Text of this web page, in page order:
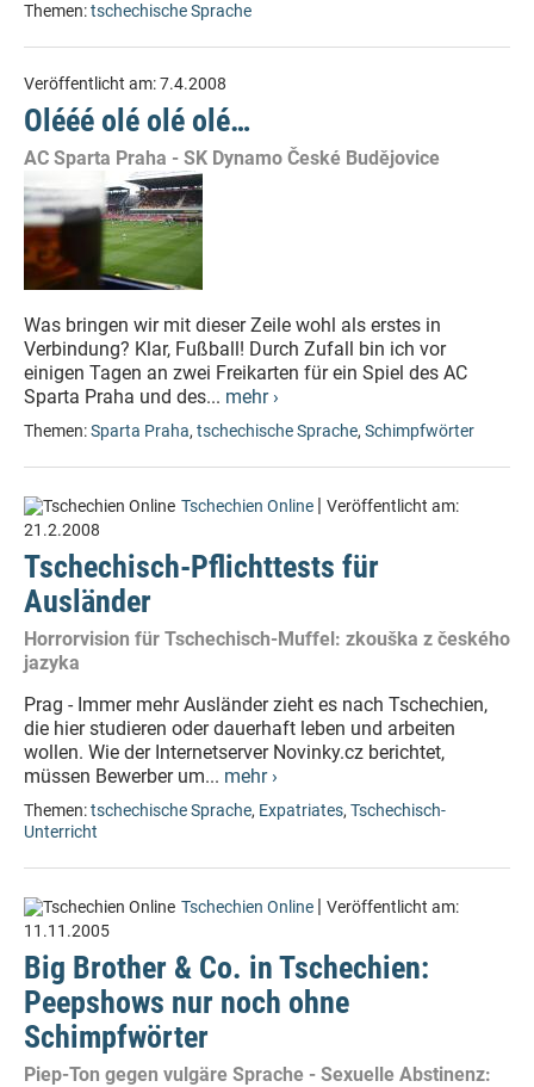
Themen:tschechische Sprache
Veröffentlicht am:7.4.2008
Olééé olé olé olé…
AC Sparta Praha - SK Dynamo České Budějovice
Was bringen wir mit dieser Zeile wohl als erstes in
Verbindung? Klar, Fußball! Durch Zufall bin ich vor
einigen Tagen an zwei Freikarten für ein Spiel des AC
Sparta Praha und des... mehr ›
Themen:Sparta Praha, tschechische Sprache, Schimpfwörter
Tschechien Online | Veröffentlicht am:
21.2.2008
Tschechisch-Pflichttests für
Ausländer
Horrorvision für Tschechisch-Muffel: zkouška z českého
jazyka
Prag - Immer mehr Ausländer zieht es nach Tschechien,
die hier studieren oder dauerhaft leben und arbeiten
wollen. Wie der Internetserver Novinky.cz berichtet,
müssen Bewerber um... mehr ›
Themen:tschechische Sprache, Expatriates, Tschechisch-
Unterricht
Tschechien Online | Veröffentlicht am:
11.11.2005
Big Brother & Co. in Tschechien:
Peepshows nur noch ohne
Schimpfwörter
Piep-Ton gegen vulgäre Sprache - Sexuelle Abstinenz: